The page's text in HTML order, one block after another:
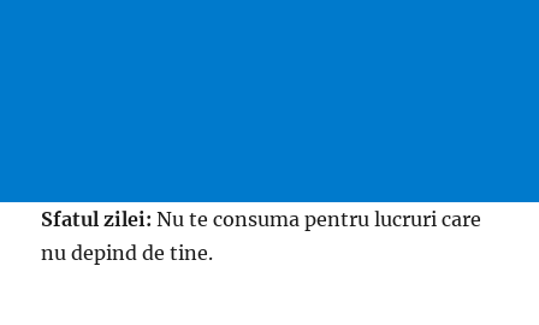
Sfatul zilei: Nu te consuma pentru lucruri care
nu depind de tine.